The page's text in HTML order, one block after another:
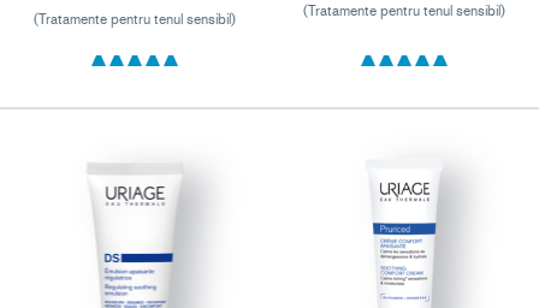
(Tratamente pentru tenul sensibil) (Tratamente pentru tenul sensibil)